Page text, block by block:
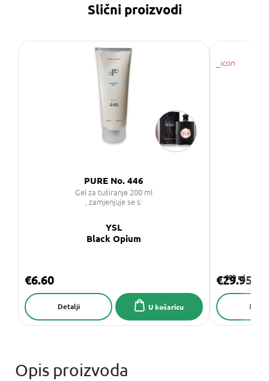
Slični proizvodi
PURE No. 446
Gel za tuširanje 200 ml
, zamjenjuje se s:
YSL
Black Opium
€6.60
U košaricu
Detalji
200 ml
€29.95